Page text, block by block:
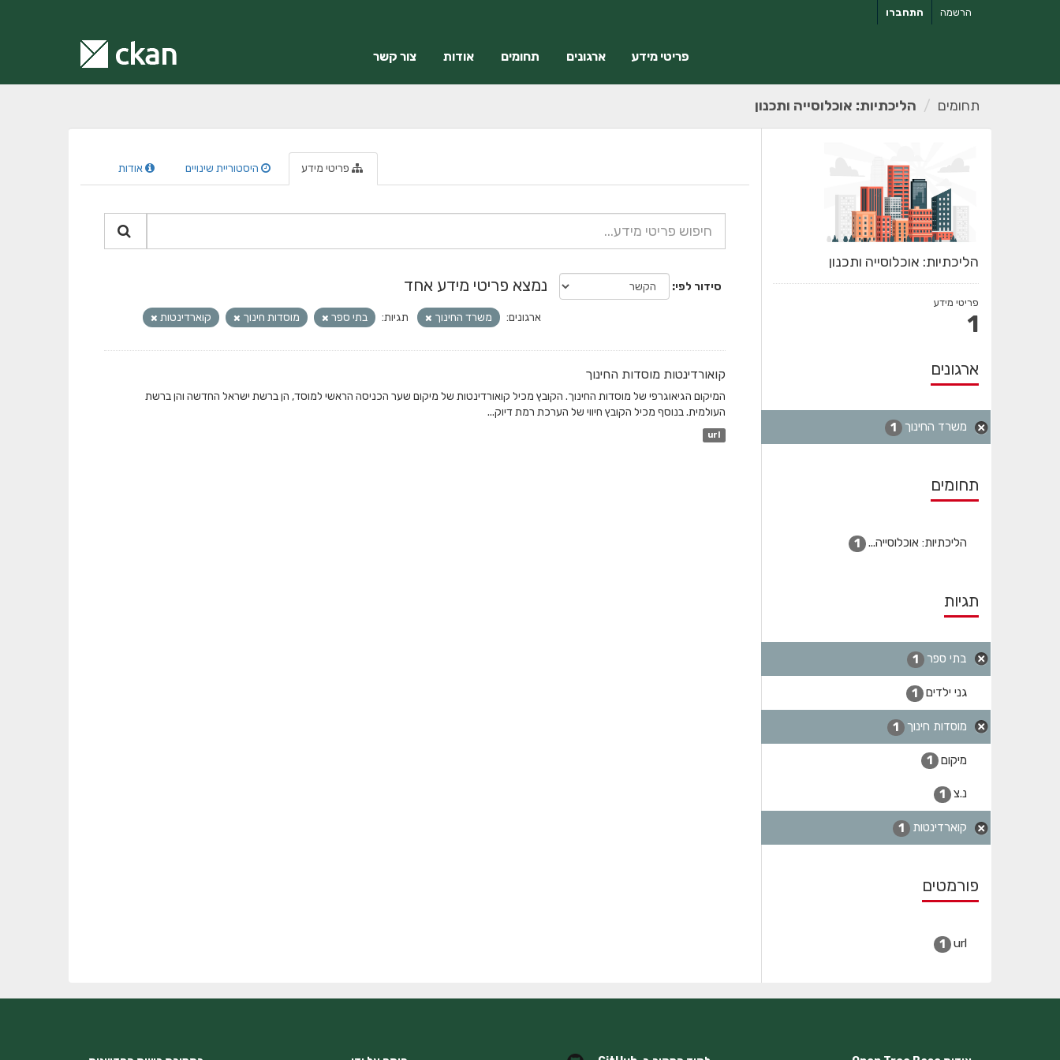
התחברו הרשמה
פריטי מידע ארגונים תחומים אודות צור קשר
תחומים הליכתיות: אוכלוסייה ותכנון
הליכתיות: אוכלוסייה ותכנון
פריטי מידע
1
ארגונים
משרד החינוך 1
תחומים
הליכתיות: אוכלוסייה... 1
תגיות
בתי ספר 1
גני ילדים 1
מוסדות חינוך 1
מיקום 1
נ.צ 1
קוארדינטות 1
פורמטים
url
1
פריטי מידע היסטוריית שינויים אודות
סידור לפי נמצא פריטי מידע אחד
ארגונים: משרד החינוך תגיות: בתי ספר מוסדות חינוך קוארדינטות
קואורדינטות מוסדות החינוך
המיקום הגיאוגרפי של מוסדות החינוך. הקובץ מכיל קואורדינטות של מיקום שער הכניסה הראשי למוסד, הן ברשת ישראל החדשה והן ברשת
העולמית. בנוסף מכיל הקובץ חיווי של הערכת רמת דיוק...
url